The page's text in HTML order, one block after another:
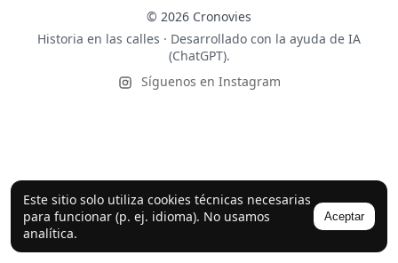
Este sitio solo utiliza cookies técnicas necesarias
para funcionar (p. ej. idioma). No usamos
analítica.
Aceptar
© 2026 Cronovies
Historia en las calles · Desarrollado con la ayuda de IA
(ChatGPT).
Síguenos en Instagram